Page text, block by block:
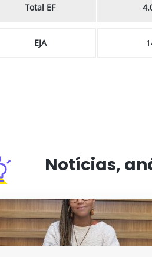
Total EF
EJA
Notícias,